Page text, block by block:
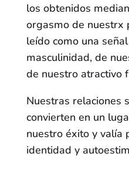
los obtenidos
orgasmo de nuestrx
leído como una
masculinidad, de
de nuestro atractivo
Nuestras relaciones
convierten en un
nuestro éxito y valía
identidad y